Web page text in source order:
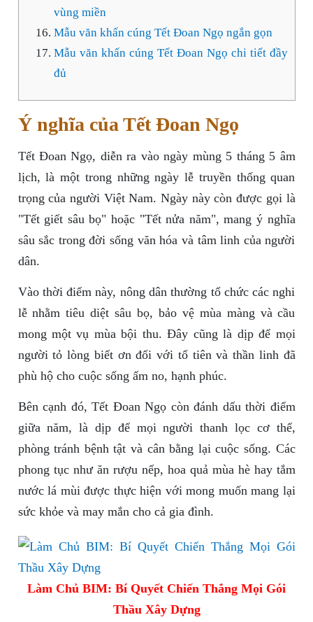
vùng miền
Mẫu văn khấn cúng Tết Đoan Ngọ ngắn gọn
Mẫu văn khấn cúng Tết Đoan Ngọ chi tiết đầy
đủ
Ý nghĩa của Tết Đoan Ngọ
Tết Đoan Ngọ, diễn ra vào ngày mùng 5 tháng 5 âm
lịch, là một trong những ngày lễ truyền thống quan
trọng của người Việt Nam. Ngày này còn được gọi là
"Tết giết sâu bọ" hoặc "Tết nửa năm", mang ý nghĩa
sâu sắc trong đời sống văn hóa và tâm linh của người
dân.
Vào thời điểm này, nông dân thường tổ chức các nghi
lễ nhằm tiêu diệt sâu bọ, bảo vệ mùa màng và cầu
mong một vụ mùa bội thu. Đây cũng là dịp để mọi
người tỏ lòng biết ơn đối với tổ tiên và thần linh đã
phù hộ cho cuộc sống ấm no, hạnh phúc.
Bên cạnh đó, Tết Đoan Ngọ còn đánh dấu thời điểm
giữa năm, là dịp để mọi người thanh lọc cơ thể,
phòng tránh bệnh tật và cân bằng lại cuộc sống. Các
phong tục như ăn rượu nếp, hoa quả mùa hè hay tắm
nước lá mùi được thực hiện với mong muốn mang lại
sức khỏe và may mắn cho cả gia đình.
Làm Chủ BIM: Bí Quyết Chiến Thắng Mọi Gói
Thầu Xây Dựng